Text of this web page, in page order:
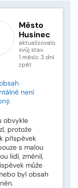
Město
Husinec
aktualizovalo
svůj stav.
1 měsíc 3 dní
zpět
není
obvykle
protože
příspěvek
s malou
lidí, změnil,
může
byl obsah